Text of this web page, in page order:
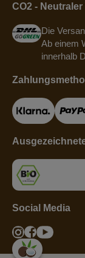
CO2 - Neutraler
Die
Ab einem
innerhalb
Social Media